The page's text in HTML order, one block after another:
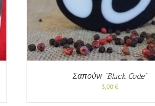
Σαπούνι “Black Code”
3,00€
ΠΡΟΒΟΛΉ